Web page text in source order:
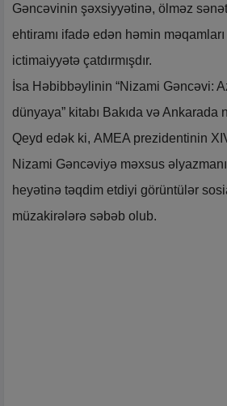
Gəncəvinin şəxsiyyətinə, ölməz
ehtiramı ifadə edən həmin
ictimaiyyətə çatdırmışdır.
İsa Həbibbəylinin “Nizami Gəncəvi:
dünyaya” kitabı Bakıda və Ankarada
Qeyd edək ki, AMEA prezidentinin
Nizami Gəncəviyə məxsus
heyətinə təqdim etdiyi görüntülər
müzakirələrə səbəb olub.